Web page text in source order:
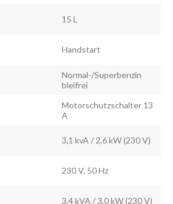
15 L
Handstart
Normal-/Superbenzin
bleifrei
Motorschutzschalter 13
A
3,1 kvA / 2,6 kW (230 V)
230 V, 50 Hz
3,4 kVA / 3,0 kW (230 V)